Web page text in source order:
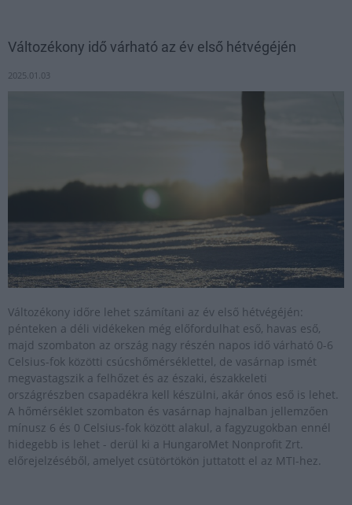
Változékony idő várható az év első hétvégéjén
2025.01.03
Változékony időre lehet számítani az év első hétvégéjén:
pénteken a déli vidékeken még előfordulhat eső, havas eső,
majd szombaton az ország nagy részén napos idő várható 0-6
Celsius-fok közötti csúcshőmérséklettel, de vasárnap ismét
megvastagszik a felhőzet és az északi, északkeleti
országrészben csapadékra kell készülni, akár ónos eső is lehet.
A hőmérséklet szombaton és vasárnap hajnalban jellemzően
mínusz 6 és 0 Celsius-fok között alakul, a fagyzugokban ennél
hidegebb is lehet - derül ki a HungaroMet Nonprofit Zrt.
előrejelzéséből, amelyet csütörtökön juttatott el az MTI-hez.